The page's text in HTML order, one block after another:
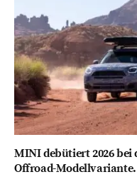
MINI debütiert 2026 bei
Offroad-Modellvariante.